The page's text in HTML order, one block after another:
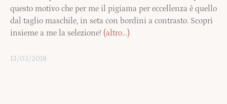
questo motivo che per me il pigiama per eccellenza è quello
dal taglio maschile, in seta con bordini a contrasto. Scopri
insieme a me la selezione! (altro…)
13/03/2018